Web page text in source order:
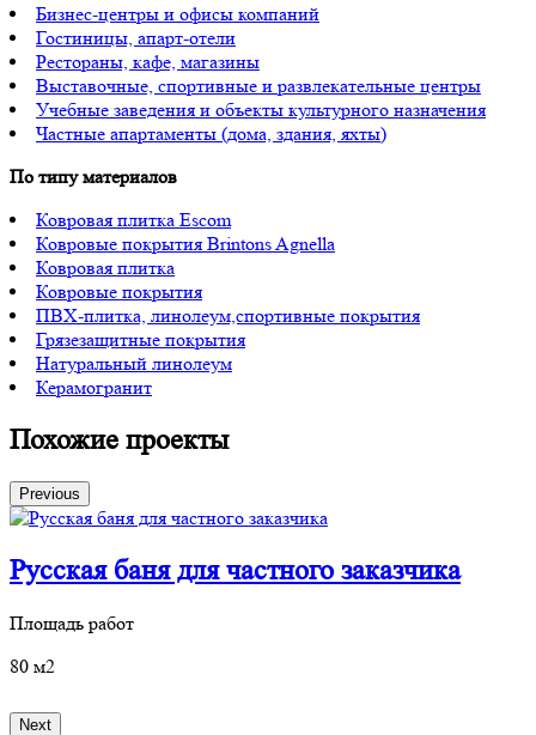
Бизнес-центры и офисы компаний
Гостиницы, апарт-отели
Рестораны, кафе, магазины
Выставочные, спортивные и развлекательные центры
Учебные заведения и объекты культурного назначения
Частные апартаменты (дома, здания, яхты)
По типу материалов
Ковровая плитка Escom
Ковровые покрытия Brintons Agnella
Ковровая плитка
Ковровые покрытия
ПВХ-плитка, линолеум,спортивные покрытия
Грязезащитные покрытия
Натуральный линолеум
Керамогранит
Похожие проекты
Previous
Русская баня для частного заказчика
Площадь работ
80 м2
Next